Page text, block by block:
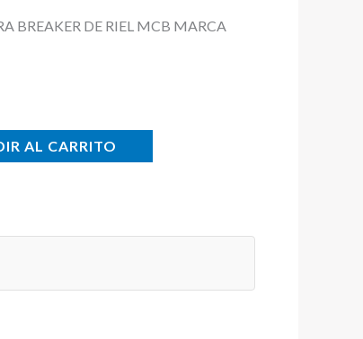
BREAKER DE RIEL MCB MARCA
AL CARRITO